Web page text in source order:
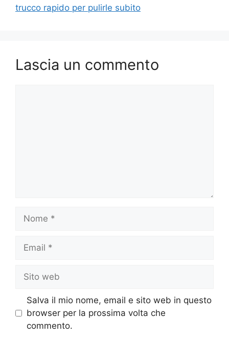
trucco rapido per pulirle subito
Lascia un commento
web
Salva il mio nome, email e sito web in questo
browser per la prossima volta che
commento.